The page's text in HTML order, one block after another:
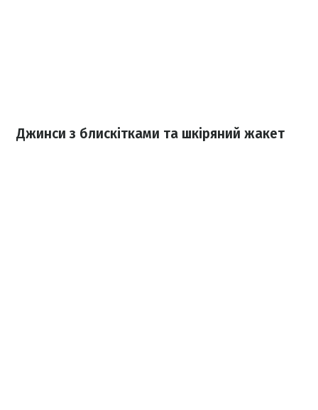
Джинси з блискітками та шкіряний жакет